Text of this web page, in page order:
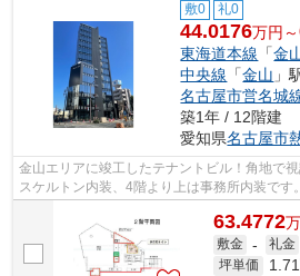
敷0 礼0
44.0176万円～
東海道本線 「金
中央線 「金山 」
名古屋市営名城
築1年 / 12階建
愛知県名古屋市
金山エリアに竣工したテナントビル！角地で
スケルトン内装、4階より上は事務所内装です
63.4772万
敷金 - 礼金
坪単価 1.71